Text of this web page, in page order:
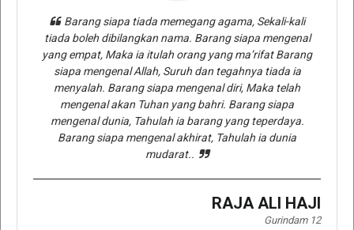
Barang siapa tiada memegang agama, Sekali-kali
tiada boleh dibilangkan nama. Barang siapa mengenal
yang empat, Maka ia itulah orang yang ma’rifat Barang
siapa mengenal Allah, Suruh dan tegahnya tiada ia
menyalah. Barang siapa mengenal diri, Maka telah
mengenal akan Tuhan yang bahri. Barang siapa
mengenal dunia, Tahulah ia barang yang teperdaya.
Barang siapa mengenal akhirat, Tahulah ia dunia
mudarat..
RAJA ALI HAJI
Gurindam 12